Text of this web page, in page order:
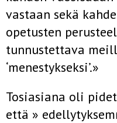
vastaan sekä
opetusten
tunnustettava
‘menestykseksi’.»
Tosiasiana oli
että »